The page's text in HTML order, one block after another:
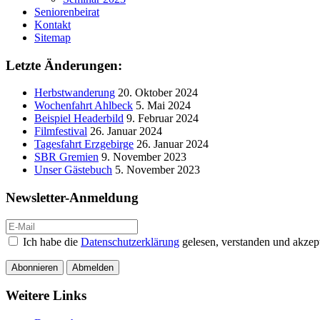
Seniorenbeirat
Kontakt
Sitemap
Letzte Änderungen:
Herbstwanderung 20. Oktober 2024
Wochenfahrt Ahlbeck 5. Mai 2024
Beispiel Headerbild 9. Februar 2024
Filmfestival 26. Januar 2024
Tagesfahrt Erzgebirge 26. Januar 2024
SBR Gremien 9. November 2023
Unser Gästebuch 5. November 2023
Newsletter-Anmeldung
Ich habe die Datenschutzerklärung gelesen, verstanden und
Abonnieren Abmelden
Weitere Links